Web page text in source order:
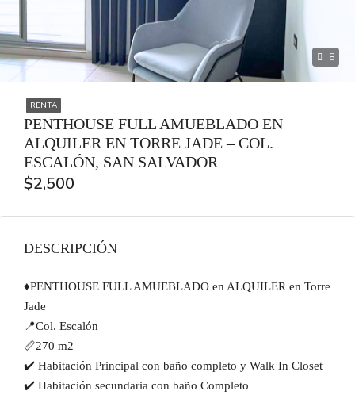
8
RENTA
PENTHOUSE FULL AMUEBLADO EN
ALQUILER EN TORRE JADE – COL.
ESCALÓN, SAN SALVADOR
$2,500
DESCRIPCIÓN
♦️PENTHOUSE FULL AMUEBLADO en ALQUILER en Torre
Jade
📍Col. Escalón
📏270 m2
✔️ Habitación Principal con baño completo y Walk In Closet
✔️ Habitación secundaria con baño Completo